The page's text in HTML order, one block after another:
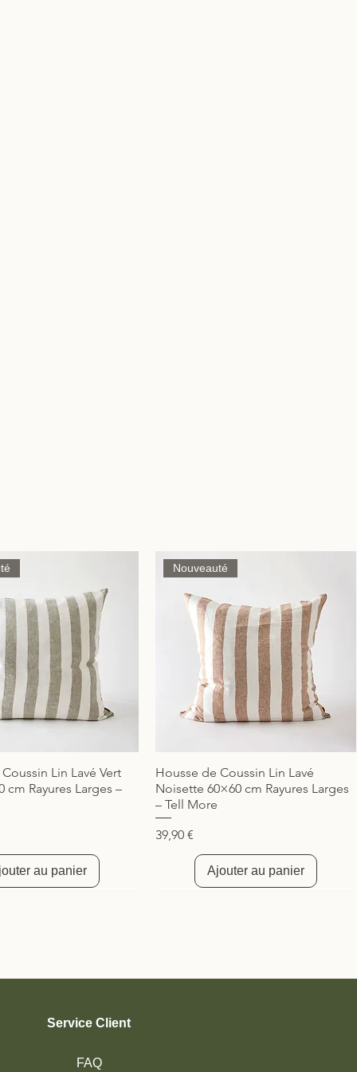
Aperçu rapideLin Lavé Vert
cm Rayures Larges –
au panier
Aperçu rapide
Nouveauté
Housse de Coussin Lin Lavé
Noisette 60×60 cm Rayures Larges
– Tell More
Prix
39,90 €
Ajouter au panier
Service Client
FAQ